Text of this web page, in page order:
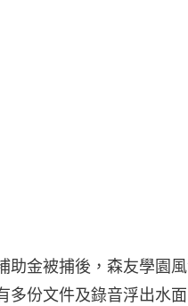
助金被捕後，森友學園
多份文件及錄音浮出水